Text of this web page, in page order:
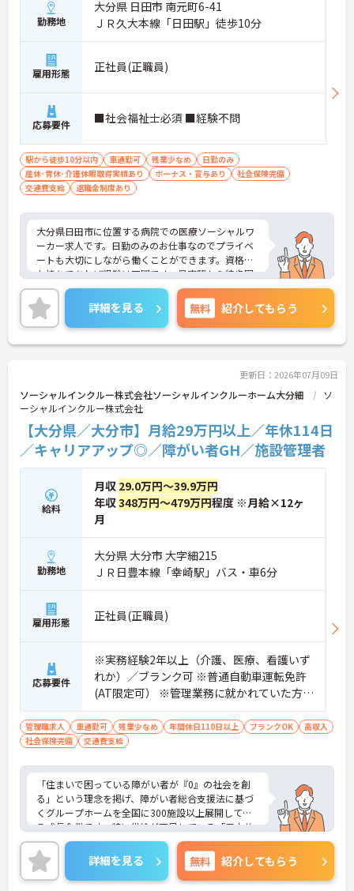
環境が整っています
【上場グループの安定した基盤と待遇があります】
・東証プライム上場グループとして全国展開する安
定企業です
・永年勤続報奨制度で長く働くほどしっかりと還元
されます
【充実の教育体制で成長できます】
・階層別やテーマ別の社内研修でスキルを磨くこと
ができます
・介護福祉士の資格取得支援制度でキャリアアップ
を応援しています
勤務地
大分県 日田市 南元町6-41
ＪＲ久大本線「日田駅」徒歩10分
雇用形態 正社員(正職員)
応募要件 ■社会福祉士必須 ■経験不問
駅から徒歩10分以内 車通勤可 残業少なめ
日勤のみ
産休･育休･介護休暇取得実績あり
ボーナス・賞与あり
社会保険完備
交通費支給
退職金制度あり
大分県日田市に位置する病院での医療ソーシャルワ
ーカー求人です。日勤のみのお仕事なのでプライベ
ートも大切にしながら働くことができます。資格を
お持ちであれば経験は不問です。最寄駅から徒歩圏
内！マイカー通勤も可能です。ご興味のある方に
は、面接対策ポイント等、さらに詳細をお話ししま
すのでお気軽にご相談ください！
詳細を見る 無料 紹介してもらう
更新日：2026年07月09日
ソーシャルインクルー株式会社ソーシャルインクルーホーム大分細
ソ
ーシャルインクルー株式会社
【大分県／大分市】月給29万円以上／年休114日
／キャリアアップ◎／障がい者GH／施設管理者
給料
月収 29.0万円～39.9万円
年収348万円～479万円程度 ※月給×12ヶ
月
勤務地
大分県 大分市 大字細215
ＪＲ日豊本線「幸崎駅」バス・車6分
雇用形態 正社員(正職員)
応募要件
※実務経験2年以上（介護、医療、看護いず
れか）／ブランク可 ※普通自動車運転免許
(AT限定可） ※管理業務に就かれていた方歓
迎
管理職求人 車通勤可 残業少なめ 年間休日110日以上 ブランクOK
高収入
社会保険完備
交通費支給
「住まいで困っている障がい者が『0』の社会を創
る」という理念を掲げ、障がい者総合支援法に基づ
くグループホームを全国に300施設以上展開してい
る成長企業です。特に供給が不足している「日中サ
ービス支援型」に注力し、重度化・高齢化する障が
い者の方々が安心して暮らせる社会インフラの整備
に貢献しています。全施設がグループホーム用に新
築設計されており、バリアフリーやオートロックを
詳細を見る 無料 紹介してもらう